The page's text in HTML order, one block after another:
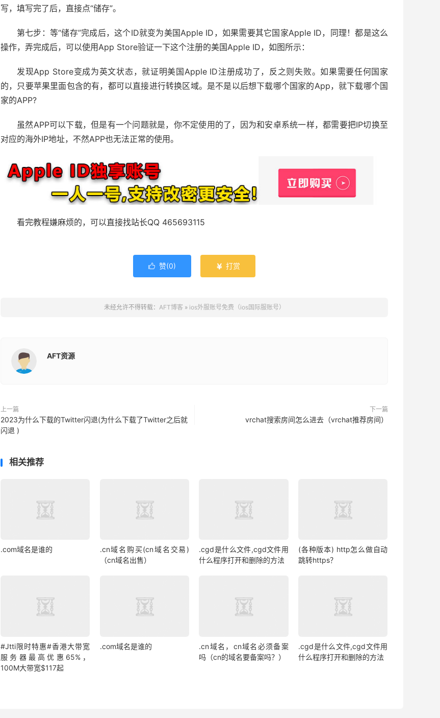
写，填写完了后，直接点“储存”。
第七步：等“储存”完成后，这个ID就变为美国Apple ID，如果需要其它国家Apple ID，同理！都是这么
操作，弄完成后，可以使用App Store验证一下这个注册的美国Apple ID，如图所示：
发现App Store变成为英文状态，就证明美国Apple ID注册成功了，反之则失败。如果需要任何国家
的，只要苹果里面包含的有，都可以直接进行转换区域。是不是以后想下载哪个国家的App，就下载哪个国
家的APP?
虽然APP可以下载，但是有一个问题就是，你不定使用的了，因为和安卓系统一样，都需要把IP切换至
对应的海外IP地址，不然APP也无法正常的使用。
看完教程嫌麻烦的，可以直接找站长QQ 465693115
 赞(0)  打赏
未经允许不得转载： AFT博客 » ios外服账号免费（ios国际服账号）
AFT资源
上一篇
2023为什么下载的Twitter闪退(为什么下载了Twitter之后就
闪退 )
下一篇
vrchat搜索房间怎么进去（vrchat推荐房间）
相关推荐
.com域名是谁的
.cn域名购买(cn域名交易)
（cn域名出售）
.cgd是什么文件,cgd文件用
什么程序打开和删除的方法
(各种版本) http怎么做自动
跳转https？
#Jtti限时特惠#香港大带宽
服务器最高优惠65%，
100M大带宽$117起
.com域名是谁的
.cn域名，cn域名必须备案
吗（cn的域名要备案吗？）
.cgd是什么文件,cgd文件用
什么程序打开和删除的方法